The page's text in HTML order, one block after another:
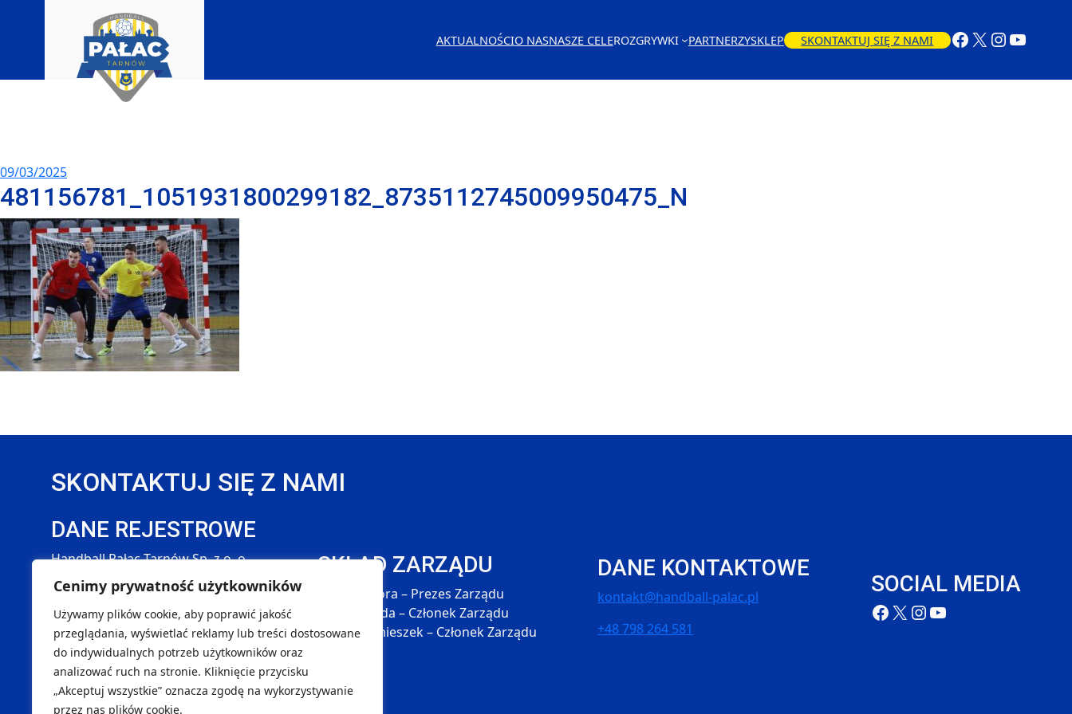
Cenimy prywatność użytkowników
Używamy plików cookie, aby poprawić jakość
przeglądania, wyświetlać reklamy lub treści dostosowane
do indywidualnych potrzeb użytkowników oraz
analizować ruch na stronie. Kliknięcie przycisku
„Akceptuj wszystkie” oznacza zgodę na wykorzystywanie
przez nas plików cookie.
AKTUALNOŚCIO NASNASZE CELEROZGRYWKI PARTNERZYSKLEP SKONTAKTUJ SIĘ Z NAMI
09/03/2025
481156781_1051931800299182_8735112745009950475_N
SKONTAKTUJ SIĘ Z NAMI
DANE REJESTROWE
Handball Pałac Tarnów Sp. z o. o.
NIP 8733299996
REGON 540451262
KRS 0001145290
ul. Okrężna 38, 33-100 Tarnów
SKŁAD ZARZĄDU
Marcin Skóra – Prezes Zarządu
Maciej Hołda – Członek Zarządu
Tomasz Śmieszek – Członek Zarządu
DANE KONTAKTOWE
kontakt@handball-palac.pl
+48 798 264 581
SOCIAL MEDIA